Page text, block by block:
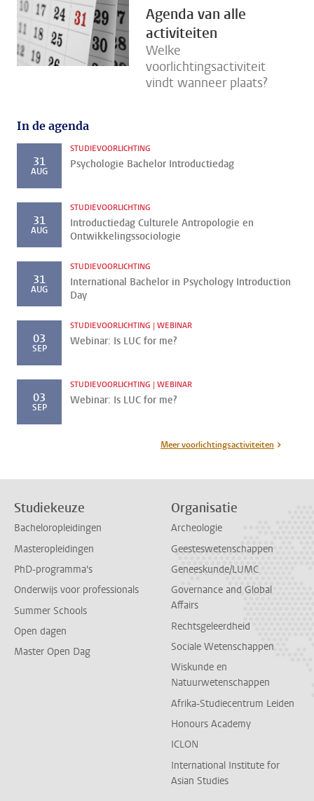
Agenda van alle
activiteiten
Welke
voorlichtingsactiviteit
vindt wanneer plaats?
In de agenda
31
AUG
STUDIEVOORLICHTING
Psychologie Bachelor Introductiedag
31
AUG
STUDIEVOORLICHTING
Introductiedag Culturele Antropologie en
Ontwikkelingssociologie
31
AUG
STUDIEVOORLICHTING
International Bachelor in Psychology Introduction
Day
03
SEP
STUDIEVOORLICHTING | WEBINAR
Webinar: Is LUC for me?
03
SEP
STUDIEVOORLICHTING | WEBINAR
Webinar: Is LUC for me?
Meer voorlichtingsactiviteiten
Studiekeuze
Bacheloropleidingen
Masteropleidingen
PhD-programma's
Onderwijs voor professionals
Summer Schools
Open dagen
Master Open Dag
Organisatie
Archeologie
Geesteswetenschappen
Geneeskunde/LUMC
Governance and Global
Affairs
Rechtsgeleerdheid
Sociale Wetenschappen
Wiskunde en
Natuurwetenschappen
Afrika-Studiecentrum Leiden
Honours Academy
ICLON
International Institute for
Asian Studies